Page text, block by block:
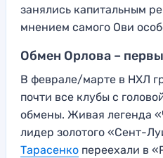
занялись капитальным
мнением самого Ови
Обмен Орлова –
В феврале/марте в НХЛ
почти все клубы с
обмены. Живая легенда
лидер золотого «Сент-
Тарасенко переехали в